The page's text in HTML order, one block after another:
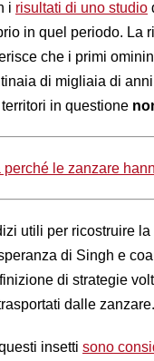
i risultati di uno studio
in quel periodo. La
che i primi
di migliaia di
in questione
le zanzare
utili per ricostruire
di Singh e
di strategie
dalle zanzare.
insetti sono